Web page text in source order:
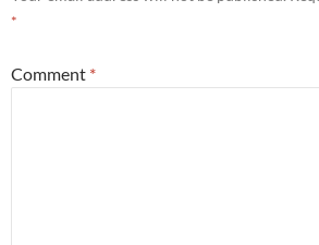
*
Comment *